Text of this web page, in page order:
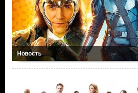
Новость